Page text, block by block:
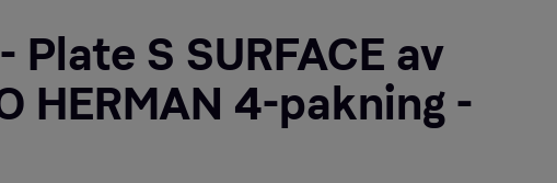
Plate S SURFACE av
HERMAN 4-pakning -